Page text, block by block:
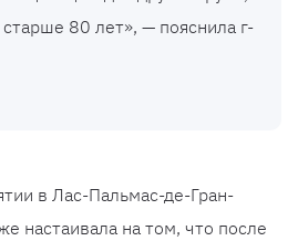
80 лет», — пояснила г-
в Лас-Пальмас-де-Гран-
настаивала на том, что после